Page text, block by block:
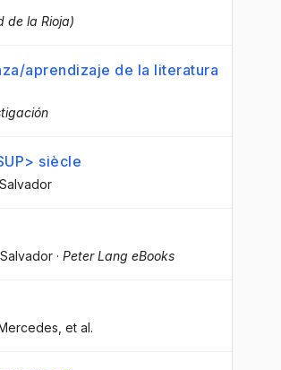
de la Rioja)
aprendizaje de la literatura
siècle
· Peter Lang eBooks
, et al.